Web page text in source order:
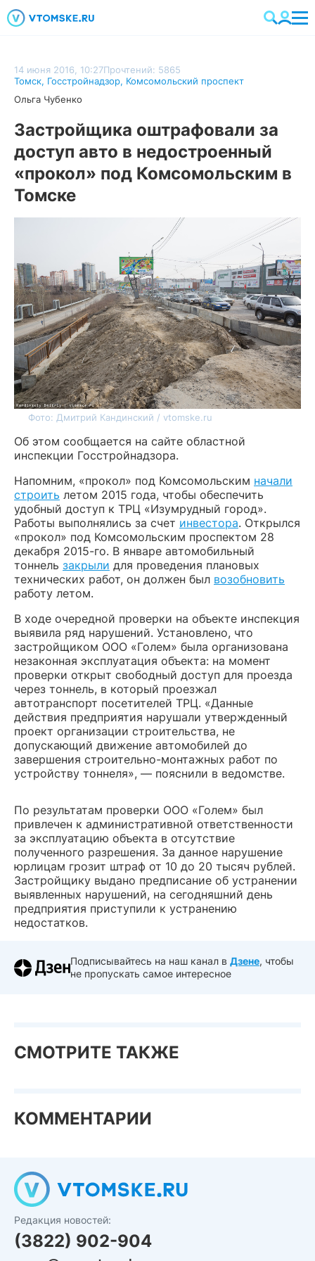
14 июня 2016, 10:27Прочтений: 5865
Томск, Госстройнадзор, Комсомольский проспект
Ольга Чубенко
Застройщика оштрафовали за
доступ авто в недостроенный
«прокол» под Комсомольским в
Томске
Фото: Дмитрий Кандинский / vtomske.ru
Об этом сообщается на сайте областной
инспекции Госстройнадзора.
Напомним, «прокол» под Комсомольским начали
строить летом 2015 года, чтобы обеспечить
удобный доступ к ТРЦ «Изумрудный город».
Работы выполнялись за счет инвестора. Открылся
«прокол» под Комсомольским проспектом 28
декабря 2015-го. В январе автомобильный
тоннель закрыли для проведения плановых
технических работ, он должен был возобновить
работу летом.
В ходе очередной проверки на объекте инспекция
выявила ряд нарушений. Установлено, что
застройщиком ООО «Голем» была организована
незаконная эксплуатация объекта: на момент
проверки открыт свободный доступ для проезда
через тоннель, в который проезжал
автотранспорт посетителей ТРЦ. «Данные
действия предприятия нарушали утвержденный
проект организации строительства, не
допускающий движение автомобилей до
завершения строительно-монтажных работ по
устройству тоннеля», — пояснили в ведомстве.
По результатам проверки ООО «Голем» был
привлечен к административной ответственности
за эксплуатацию объекта в отсутствие
полученного разрешения. За данное нарушение
юрлицам грозит штраф от 10 до 20 тысяч рублей.
Застройщику выдано предписание об устранении
выявленных нарушений, на сегодняшний день
предприятия приступили к устранению
недостатков.
Подписывайтесь на наш канал в Дзене, чтобы
не пропускать самое интересное
СМОТРИТЕ ТАКЖЕ
КОММЕНТАРИИ
Редакция новостей:
(3822) 902-904